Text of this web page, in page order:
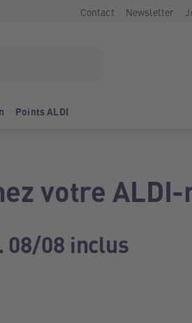
Contact Newsletter
Points ALDI
votre
08/08 inclus